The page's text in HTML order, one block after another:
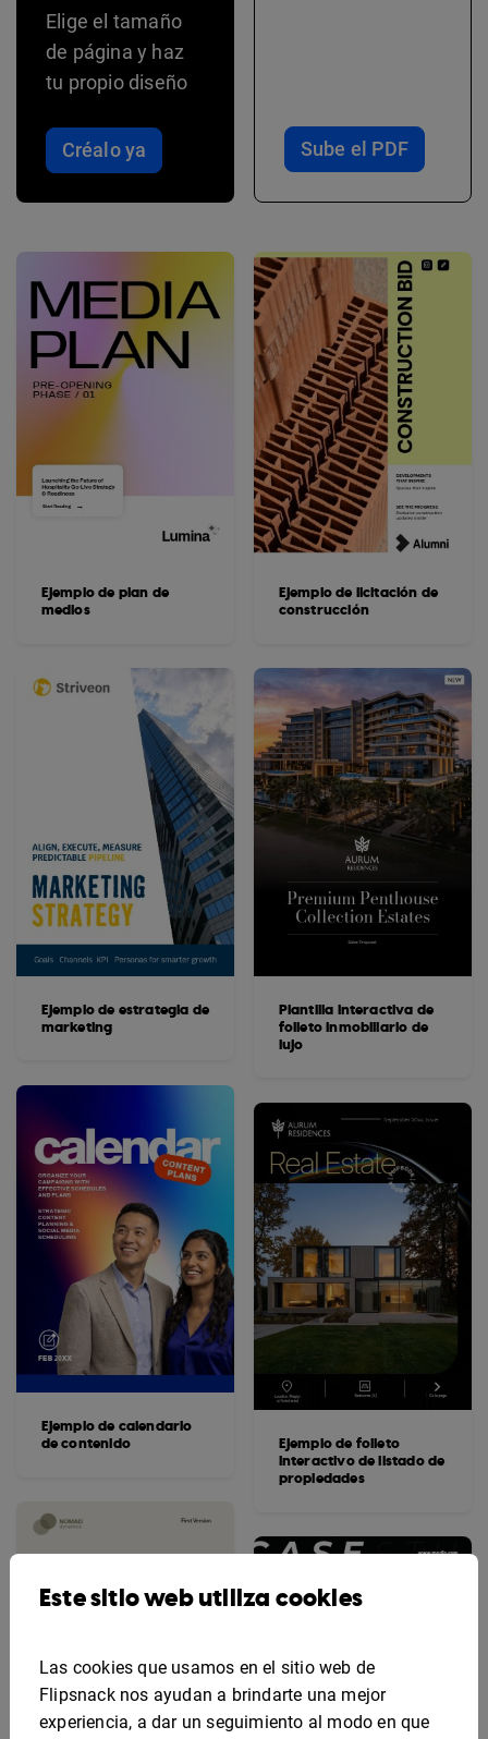
Elige el tamaño
de página y haz
tu propio diseño
Créalo ya Sube el PDF
Ejemplo de plan de
medios
Ejemplo de estrategia de
marketing
Ejemplo de calendario
de contenido
Ejemplo de licitación de
construcción
Plantilla interactiva de
folleto inmobiliario de
lujo
Ejemplo de folleto
interactivo de listado de
propiedades
Este sitio web utiliza cookies
Las cookies que usamos en el sitio web de
Flipsnack nos ayudan a brindarte una mejor
experiencia, a dar un seguimiento al modo en que